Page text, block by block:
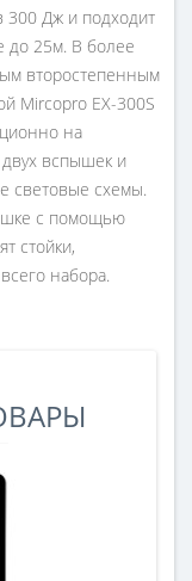
300 Дж и подходит
до 25м. В более
второстепенным
Mircopro EX-300S
на
вспышек и
световые схемы.
с помощью
стойки,
набора.